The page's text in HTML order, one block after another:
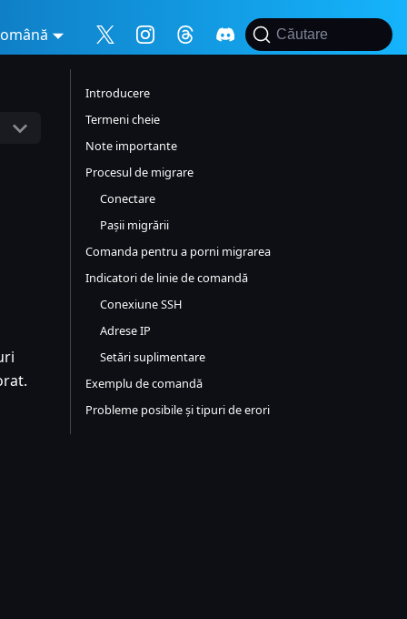
Căutare
Introducere
Termeni cheie
Note importante
Procesul de migrare
Conectare
Pașii migrării
Comanda pentru a porni migrarea
Indicatori de linie de comandă
Conexiune SSH
Adrese IP
Setări suplimentare
Exemplu de comandă
Probleme posibile și tipuri de erori